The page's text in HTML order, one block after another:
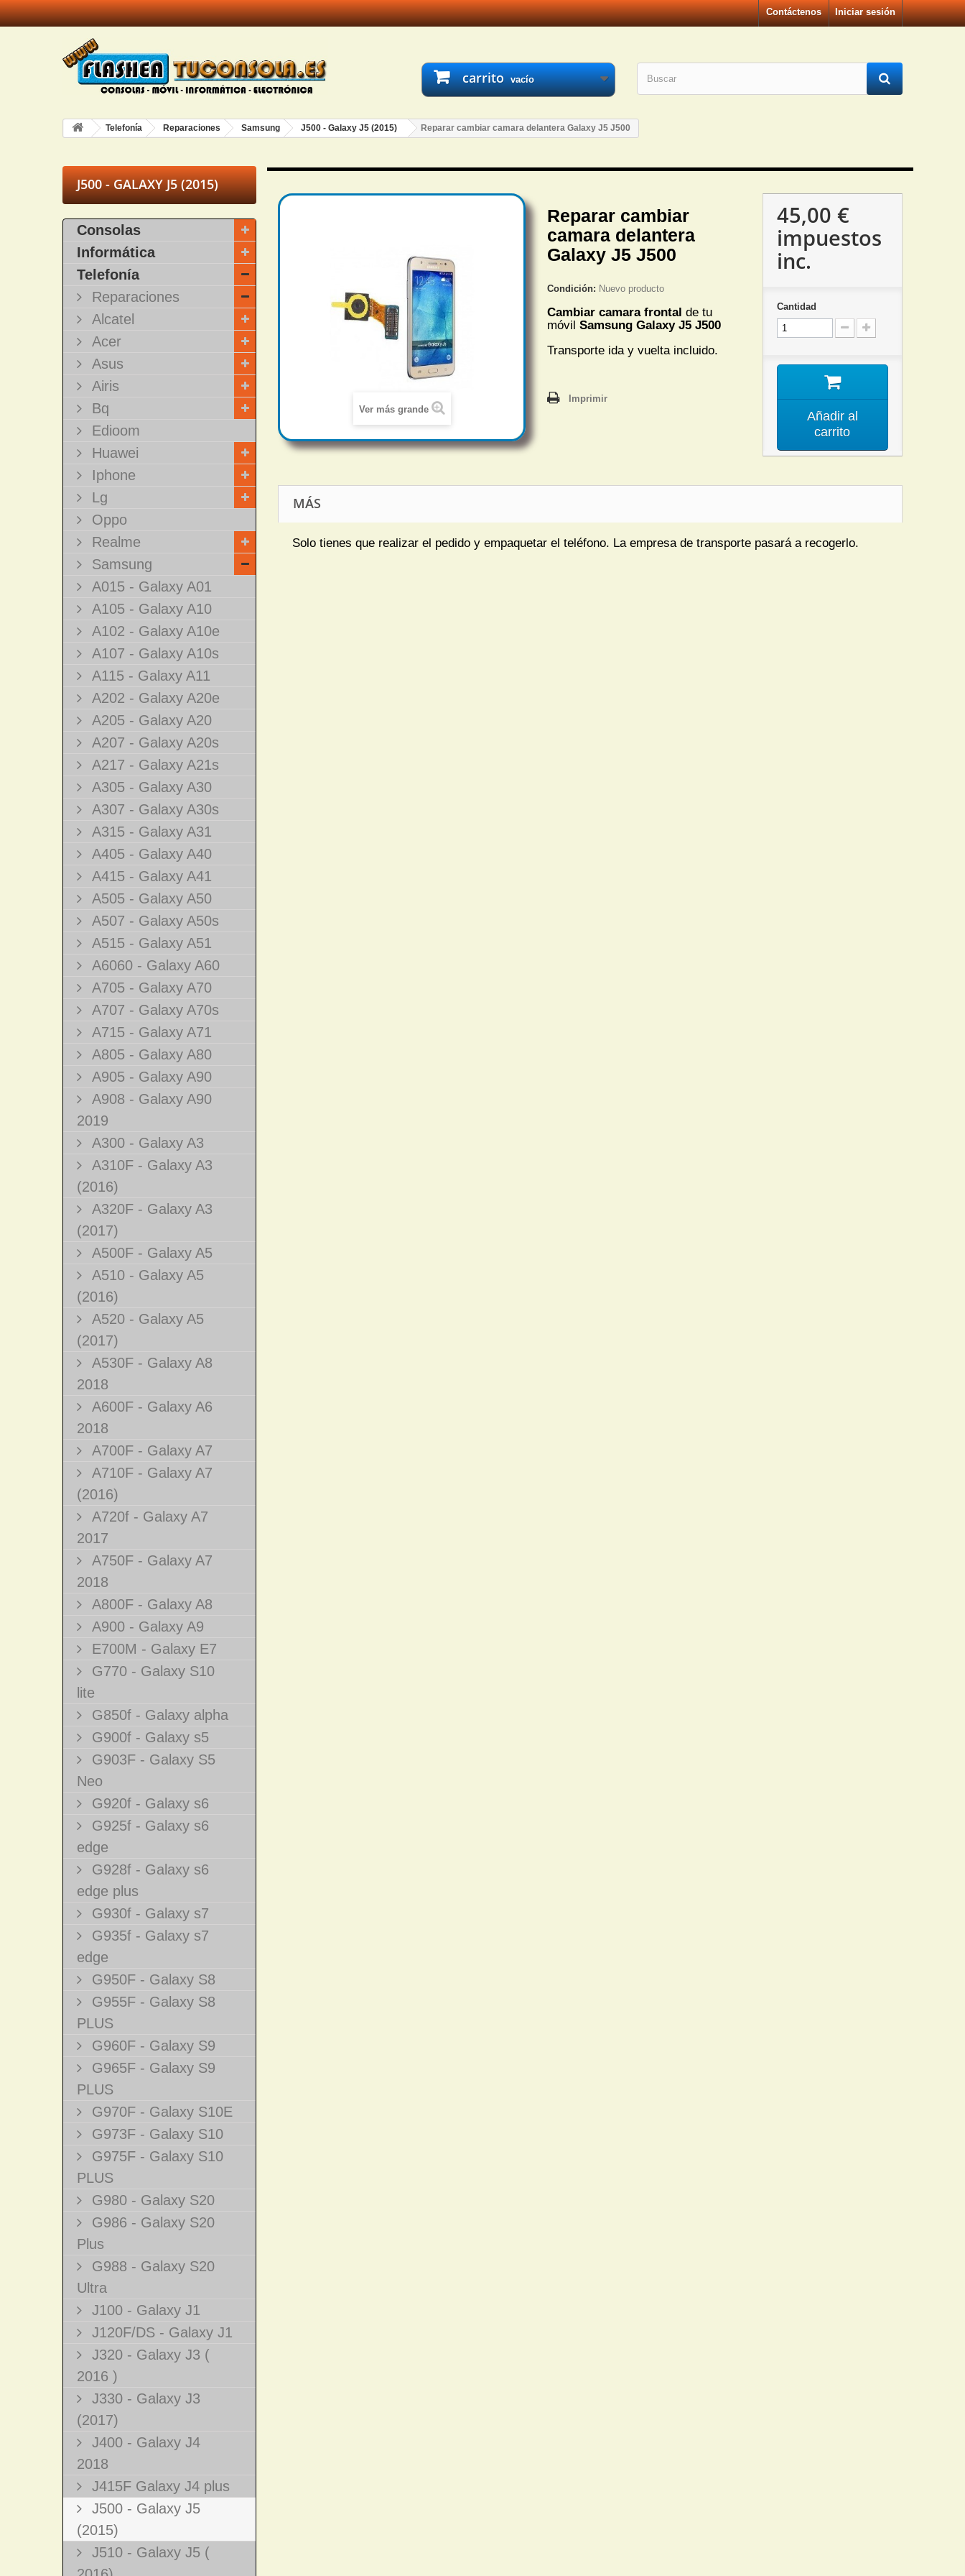
Iniciar sesión
Contáctenos
carrito vacío
Telefonía Reparaciones Samsung J500 - Galaxy J5 (2015) Reparar cambiar camara delantera Galaxy J5 J500
J500 - GALAXY J5 (2015)
Consolas
Informática
Telefonía
Reparaciones
Alcatel
Acer
Asus
Airis
Bq
Edioom
Huawei
Iphone
Lg
Oppo
Realme
Samsung
A015 - Galaxy A01
A105 - Galaxy A10
A102 - Galaxy A10e
A107 - Galaxy A10s
A115 - Galaxy A11
A202 - Galaxy A20e
A205 - Galaxy A20
A207 - Galaxy A20s
A217 - Galaxy A21s
A305 - Galaxy A30
A307 - Galaxy A30s
A315 - Galaxy A31
A405 - Galaxy A40
A415 - Galaxy A41
A505 - Galaxy A50
A507 - Galaxy A50s
A515 - Galaxy A51
A6060 - Galaxy A60
A705 - Galaxy A70
A707 - Galaxy A70s
A715 - Galaxy A71
A805 - Galaxy A80
A905 - Galaxy A90
A908 - Galaxy A90
2019
A300 - Galaxy A3
A310F - Galaxy A3
(2016)
A320F - Galaxy A3
(2017)
A500F - Galaxy A5
A510 - Galaxy A5
(2016)
A520 - Galaxy A5
(2017)
A530F - Galaxy A8
2018
A600F - Galaxy A6
2018
A700F - Galaxy A7
A710F - Galaxy A7
(2016)
A720f - Galaxy A7
2017
A750F - Galaxy A7
2018
A800F - Galaxy A8
A900 - Galaxy A9
E700M - Galaxy E7
G770 - Galaxy S10
lite
G850f - Galaxy alpha
G900f - Galaxy s5
G903F - Galaxy S5
Neo
G920f - Galaxy s6
G925f - Galaxy s6
edge
G928f - Galaxy s6
edge plus
G930f - Galaxy s7
G935f - Galaxy s7
edge
G950F - Galaxy S8
G955F - Galaxy S8
PLUS
G960F - Galaxy S9
G965F - Galaxy S9
PLUS
G970F - Galaxy S10E
G973F - Galaxy S10
G975F - Galaxy S10
PLUS
G980 - Galaxy S20
G986 - Galaxy S20
Plus
G988 - Galaxy S20
Ultra
J100 - Galaxy J1
J120F/DS - Galaxy J1
J320 - Galaxy J3 (
2016 )
J330 - Galaxy J3
(2017)
J400 - Galaxy J4
2018
J415F Galaxy J4 plus
J500 - Galaxy J5
(2015)
J510 - Galaxy J5 (
Ver más grande
Reparar cambiar
camara delantera
Galaxy J5 J500
Condición: Nuevo producto
Cambiar camara frontal de tu
móvil Samsung Galaxy J5 J500
Transporte ida y vuelta incluido.
Imprimir
45,00 €
impuestos
inc.
Cantidad
Añadir al
carrito
MÁS
Solo tienes que realizar el pedido y empaquetar el teléfono. La empresa de transporte pasará a recogerlo.